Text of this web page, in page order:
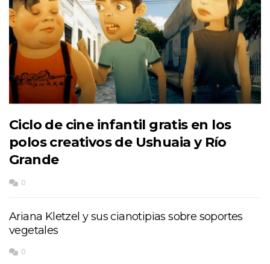
Ciclo de cine infantil gratis en los
polos creativos de Ushuaia y Río
Grande
0
Ariana Kletzel y sus cianotipias sobre soportes
vegetales
0